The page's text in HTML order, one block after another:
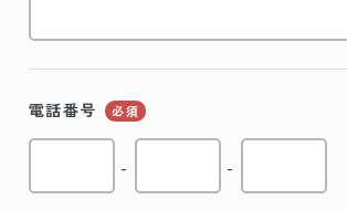
電話番号 必須
- -